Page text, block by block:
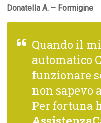
Donatella A. – Formigine
Quando il
automatico
funzionare
non sapevo
Per fortuna